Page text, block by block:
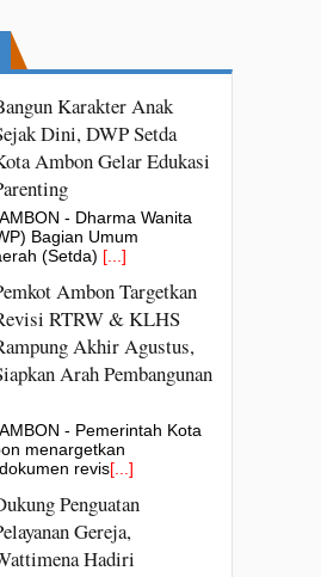
Karakter Anak
Dini, DWP Setda
Ambon Gelar Edukasi
- Dharma Wanita
Bagian Umum
(Setda) [...]
Ambon Targetkan
RTRW & KLHS
Akhir Agustus,
Arah Pembangunan
- Pemerintah Kota
menargetkan
revis[...]
Penguatan
Gereja,
Hadiri